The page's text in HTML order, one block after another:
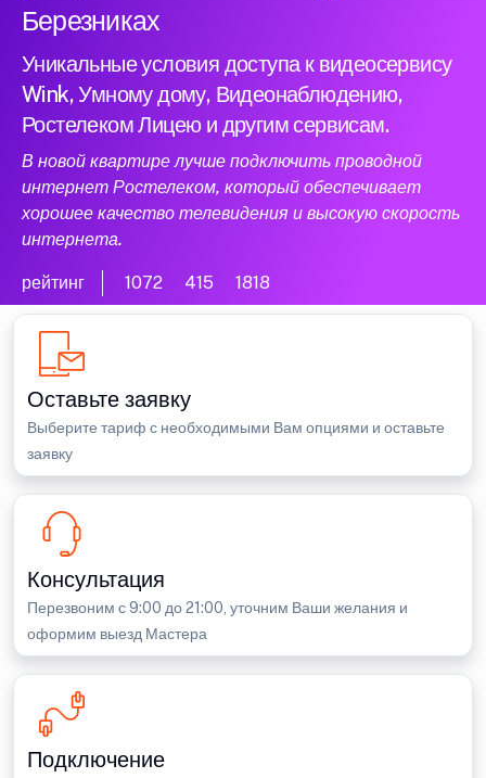
Березниках
Уникальные условия доступа к видеосервису
Wink, Умному дому, Видеонаблюдению,
Ростелеком Лицею и другим сервисам.
В новой квартире лучше подключить проводной
интернет Ростелеком, который обеспечивает
хорошее качество телевидения и высокую скорость
интернета.
рейтинг 1072 415 1818
Оставьте заявку
Выберите тариф с необходимыми Вам опциями и оставьте
заявку
Консультация
Перезвоним с 9:00 до 21:00, уточним Ваши желания и
оформим выезд Мастера
Подключение